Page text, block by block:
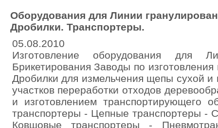
Оборудования для Линии
Дробилки. Транспортеры.
05.08.2010
Изготовление оборудования для
Брикетирования Заводы по
Дробилки для измельчения щепы сухой
участков переработки отходов
и изготовлением транспортирующего
транспортеры - Цепные транспортеры -
Ковшовые транспортеры -